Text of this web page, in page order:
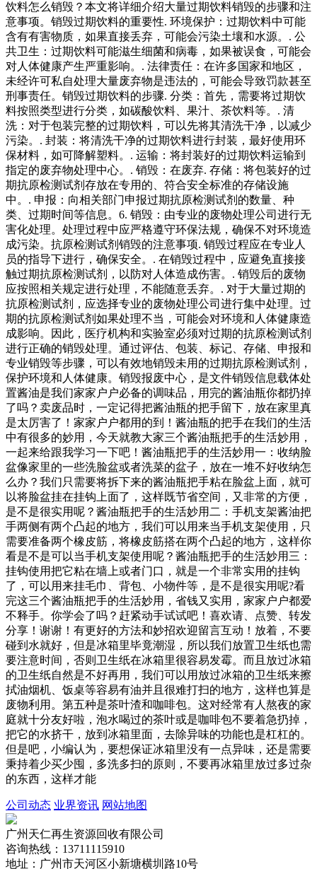
饮料怎么销毁？本文将详细介绍大量过期饮料销毁的步骤和注
意事项。销毁过期饮料的重要性. 环境保护：过期饮料中可能
含有有害物质，如果直接丢弃，可能会污染土壤和水源。. 公
共卫生：过期饮料可能滋生细菌和病毒，如果被误食，可能会
对人体健康产生严重影响。. 法律责任：在许多国家和地区，
未经许可私自处理大量废弃物是违法的，可能会导致罚款甚至
刑事责任。销毁过期饮料的步骤. 分类：首先，需要将过期饮
料按照类型进行分类，如碳酸饮料、果汁、茶饮料等。. 清
洗：对于包装完整的过期饮料，可以先将其清洗干净，以减少
污染。. 封装：将清洗干净的过期饮料进行封装，最好使用环
保材料，如可降解塑料。. 运输：将封装好的过期饮料运输到
指定的废弃物处理中心。. 销毁：在废弃. 存储：将包装好的过
期抗原检测试剂存放在专用的、符合安全标准的存储设施
中。. 申报：向相关部门申报过期抗原检测试剂的数量、种
类、过期时间等信息。6. 销毁：由专业的废物处理公司进行无
害化处理。处理过程中应严格遵守环保法规，确保不对环境造
成污染。抗原检测试剂销毁的注意事项. 销毁过程应在专业人
员的指导下进行，确保安全。. 在销毁过程中，应避免直接接
触过期抗原检测试剂，以防对人体造成伤害。. 销毁后的废物
应按照相关规定进行处理，不能随意丢弃。. 对于大量过期的
抗原检测试剂，应选择专业的废物处理公司进行集中处理。过
期的抗原检测试剂如果处理不当，可能会对环境和人体健康造
成影响。因此，医疗机构和实验室必须对过期的抗原检测试剂
进行正确的销毁处理。通过评估、包装、标记、存储、申报和
专业销毁等步骤，可以有效地销毁未用的过期抗原检测试剂，
保护环境和人体健康。销毁报废中心，是文件销毁信息载体处
置酱油是我们家家户户必备的调味品，用完的酱油瓶你都扔掉
了吗？卖废品时，一定记得把酱油瓶的把手留下，放在家里真
是太厉害了！家家户户都用的到！酱油瓶的把手在我们的生活
中有很多的妙用，今天就教大家三个酱油瓶把手的生活妙用，
一起来给跟我学习一下吧！酱油瓶把手的生活妙用一：收纳脸
盆像家里的一些洗脸盆或者洗菜的盆子，放在一堆不好收纳怎
么办？我们只需要将拆下来的酱油瓶把手粘在脸盆上面，就可
以将脸盆挂在挂钩上面了，这样既节省空间，又非常的方便，
是不是很实用呢？酱油瓶把手的生活妙用二：手机支架酱油把
手两侧有两个凸起的地方，我们可以用来当手机支架使用，只
需要准备两个橡皮筋，将橡皮筋搭在两个凸起的地方，这样你
看是不是可以当手机支架使用呢？酱油瓶把手的生活妙用三：
挂钩使用把它粘在墙上或者门口，就是一个非常实用的挂钩
了，可以用来挂毛巾、背包、小物件等，是不是很实用呢?看
完这三个酱油瓶把手的生活妙用，省钱又实用，家家户户都爱
不释手。你学会了吗？赶紧动手试试吧！喜欢请、点赞、转发
分享！谢谢！有更好的方法和妙招欢迎留言互动！放着，不要
碰到水就好，但是冰箱里毕竟潮湿，所以我们放置卫生纸也需
要注意时间，否则卫生纸在冰箱里很容易发霉。而且放过冰箱
的卫生纸自然是不好再用，我们可以用放过冰箱的卫生纸来擦
拭油烟机、饭桌等容易有油并且很难打扫的地方，这样也算是
废物利用。第五种是茶叶渣和咖啡包。这对经常有人熬夜的家
庭就十分友好啦，泡水喝过的茶叶或是咖啡包不要着急扔掉，
把它的水挤干，放到冰箱里面，去除异味的功能也是杠杠的。
但是吧，小编认为，要想保证冰箱里没有一点异味，还是需要
秉持着少买少囤，多洗多扫的原则，不要再冰箱里放过多过杂
的东西，这样才能
公司动态 业界资讯 网站地图
广州天仁再生资源回收有限公司
咨询热线：13711115910
地址：广州市天河区小新塘横圳路10号